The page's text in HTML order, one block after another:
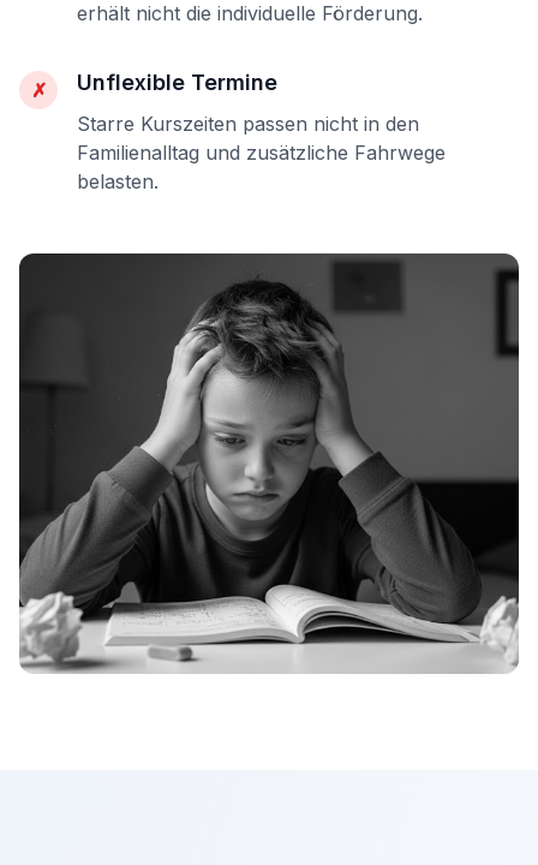
erhält nicht die individuelle Förderung.
✗ Unflexible Termine
Starre Kurszeiten passen nicht in den
Familienalltag und zusätzliche Fahrwege
belasten.